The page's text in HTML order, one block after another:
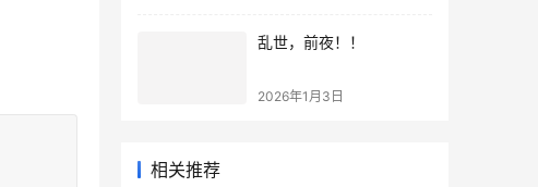
乱世，前夜！！
2026年1月3日
相关推荐